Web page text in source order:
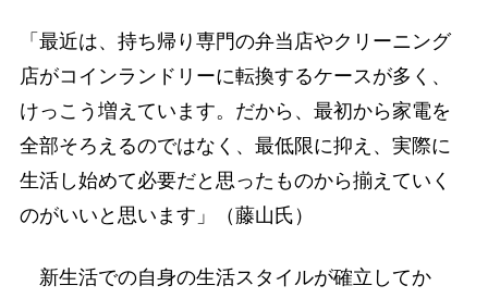
「最近は、持ち帰り専門の弁当店やクリーニング
店がコインランドリーに転換するケースが多く、
けっこう増えています。だから、最初から家電を
全部そろえるのではなく、最低限に抑え、実際に
生活し始めて必要だと思ったものから揃えていく
のがいいと思います」（藤山氏）
新生活での自身の生活スタイルが確立してか